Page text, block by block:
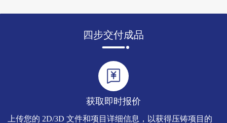
四步交付成品
获取即时报价
上传您的 2D/3D 文件和项目详细信息，以获得压铸项目的